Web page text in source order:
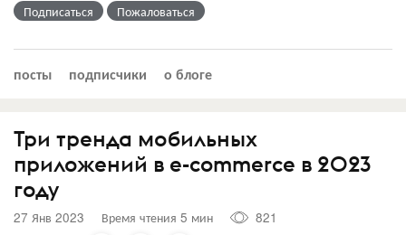
Подписаться Пожаловаться
посты подписчики о блоге
Три тренда мобильных
приложений в e-commerce в 2023
году
27 Янв 2023 Время чтения 5 мин
821